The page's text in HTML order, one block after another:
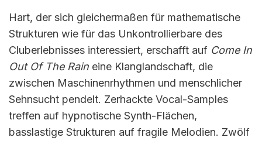
Hart, der sich gleichermaßen für mathematische
Strukturen wie für das Unkontrollierbare des
Cluberlebnisses interessiert, erschafft auf Come In
Out Of The Rain eine Klanglandschaft, die
zwischen Maschinenrhythmen und menschlicher
Sehnsucht pendelt. Zerhackte Vocal-Samples
treffen auf hypnotische Synth-Flächen,
basslastige Strukturen auf fragile Melodien. Zwölf